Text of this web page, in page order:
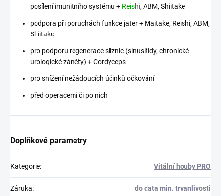
posílení imunitního systému + Reishi, ABM, Shiitake
podpora při poruchách funkce jater + Maitake, Reishi, ABM,
Shiitake
pro podporu regenerace sliznic (sinusitidy, chronické
urologické záněty) + Cordyceps
pro snížení nežádoucích účinků očkování
před operacemi či po nich
Doplňkové parametry
Kategorie: Vitální houby PRO
Záruka: do data min. trvanlivosti